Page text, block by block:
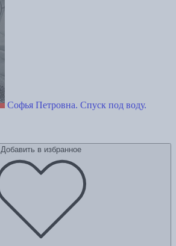
Софья Петровна. Спуск под воду.
Добавить в избранное